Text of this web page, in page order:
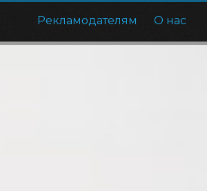
Рекламодателям О нас